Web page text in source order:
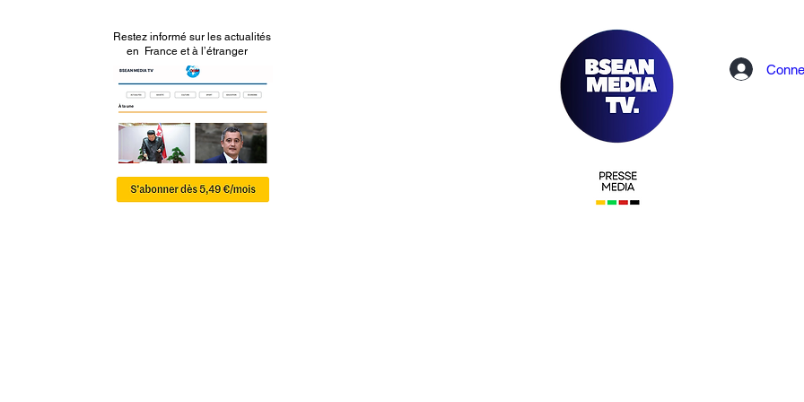
Restez informé sur les actualités
en France et à l’étranger